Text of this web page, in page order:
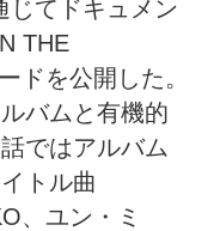
じてドキュメン
THE
ドを公開した。
バムと有機的
ではアルバム
トル曲
、ユン・ミ